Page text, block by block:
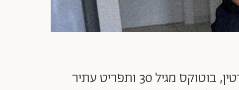
שני אדרי מ"האח הגדול" חושפת שגרת טיפוח מוקפדת: תוספות שיער בקרטין, בוטוקס מגיל 30 ותפריט עתיר